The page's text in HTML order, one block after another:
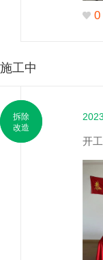
0
施工中
拆除
改造
开